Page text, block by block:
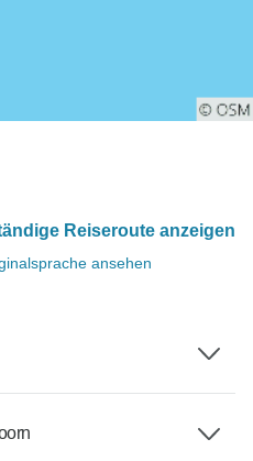
Reiseroute anzeigen
ansehen